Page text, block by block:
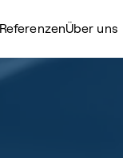
ReferenzenÜber uns